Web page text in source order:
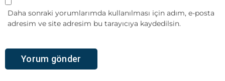
Daha sonraki yorumlarımda kullanılması için adım, e-posta
adresim ve site adresim bu tarayıcıya kaydedilsin.